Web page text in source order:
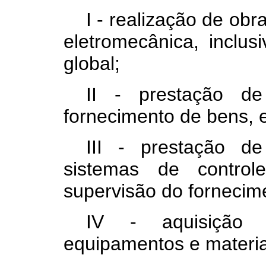
I - realização de
eletromecânica,
global;
II - prestação
fornecimento de bens,
III - prestação
sistemas de
supervisão do
IV - aquisição
equipamentos e